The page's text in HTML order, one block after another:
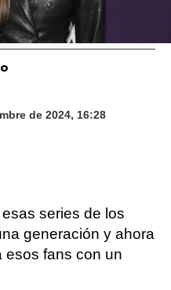
de 2024, 16:28
series de los
generación y ahora
esos fans con un